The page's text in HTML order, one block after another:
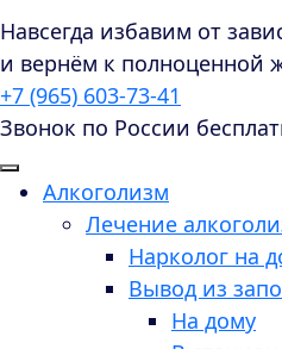
Навсегда избавим от
и вернём к полноценной
+7 (965) 603-73-41
Звонок по России
Алкоголизм
Лечение
Нарколог на
Вывод из
На дому